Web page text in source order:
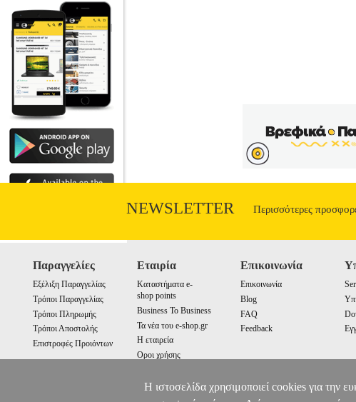
NEWSLETTER Περισσότερες
Παραγγελίες
Εξέλιξη Παραγγελίας
Τρόποι Παραγγελίας
Τρόποι Πληρωμής
Τρόποι Αποστολής
Επιστροφές Προιόντων
Εταιρία
Καταστήματα e-
shop points
Business To Business
Τα νέα του e-shop.gr
Η εταιρεία
Οροι χρήσης
Επικοινωνία
Επικοινωνία
Blog
FAQ
Feedback
Η ιστοσελίδα χρησιμοποιεί cookies για την